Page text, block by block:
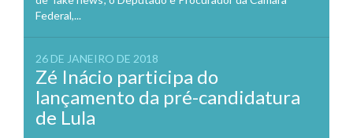
Federal,...
26 DE JANEIRO DE 2018
Zé Inácio participa do
lançamento da pré-candidatura
de Lula